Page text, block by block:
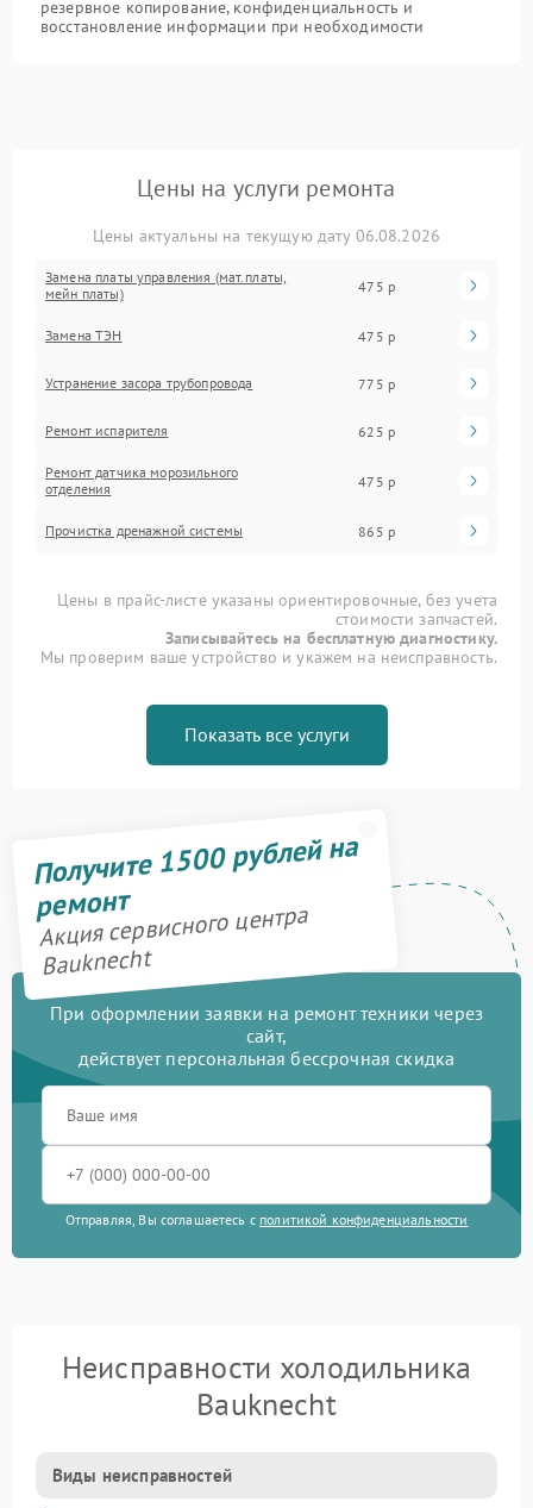
резервное копирование, конфиденциальность и
восстановление информации при необходимости
Цены на услуги ремонта
Цены актуальны на текущую дату 06.08.2026
Замена платы управления (мат.платы,
мейн платы)
475 р
Замена ТЭН 475 р
Устранение засора трубопровода 775 р
Ремонт испарителя 625 р
Ремонт датчика морозильного
отделения
475 р
Прочистка дренажной системы 865 р
Цены в прайс-листе указаны ориентировочные, без учета
стоимости запчастей.
Записывайтесь на бесплатную диагностику.
Мы проверим ваше устройство и укажем на неисправность.
Показать все услуги
Получите 1500 рублей на
ремонт
Акция сервисного центра
Bauknecht
При оформлении заявки на ремонт техники через
сайт,
действует персональная бессрочная скидка
Отправляя, Вы соглашаетесь с политикой конфиденциальности
Неисправности холодильника
Bauknecht
Виды неисправностей